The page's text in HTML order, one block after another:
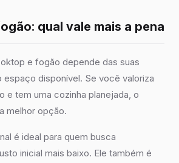
qual vale mais a pena
e fogão depende das suas
disponível. Se você valoriza
e tem uma cozinha planejada, o
melhor opção.
é ideal para quem busca
inicial mais baixo. Ele também é